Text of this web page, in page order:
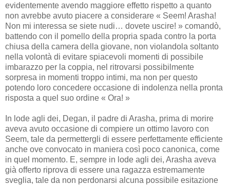
evidentemente avendo maggiore effetto rispetto a quanto
non avrebbe avuto piacere a considerare « Seem! Arasha!
Non mi interessa se siete nudi… dovete uscire! » comandò,
battendo con il pomello della propria spada contro la porta
chiusa della camera della giovane, non violandola soltanto
nella volontà di evitare spiacevoli momenti di possibile
imbarazzo per la coppia, nel ritrovarsi possibilmente
sorpresa in momenti troppo intimi, ma non per questo
potendo loro concedere occasione di indolenza nella pronta
risposta a quel suo ordine « Ora! »
In lode agli dei, Degan, il padre di Arasha, prima di morire
aveva avuto occasione di compiere un ottimo lavoro con
Seem, tale da permettergli di essere perfettamente efficiente
anche ove convocato in maniera così poco canonica, come
in quel momento. E, sempre in lode agli dei, Arasha aveva
già offerto riprova di essere una ragazza estremamente
sveglia, tale da non perdonarsi alcuna possibile esitazione